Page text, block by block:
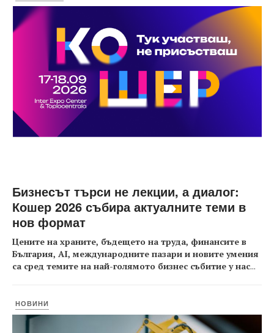
Бизнесът търси не лекции, а диалог:
Кошер 2026 събира актуалните теми в
нов формат
Цените на храните, бъдещето на труда, финансите в
България, AI, международните пазари и новите умения
са сред темите на най-голямото бизнес събитие у нас...
НОВИНИ